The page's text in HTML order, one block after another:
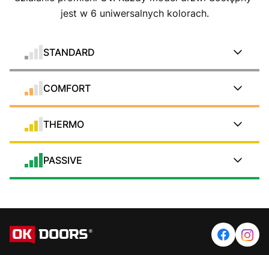
jest w 6 uniwersalnych kolorach.
STANDARD
COMFORT
THERMO
PASSIVE